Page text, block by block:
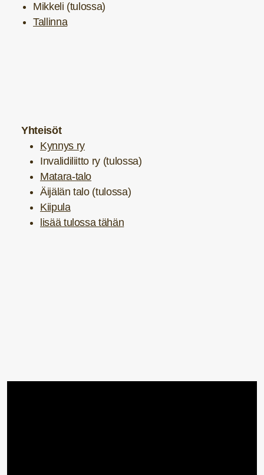
Mikkeli (tulossa)
Tallinna
Yhteisöt
Kynnys ry
Invalidiliitto ry (tulossa)
Matara-talo
Äijälän talo (tulossa)
Kiipula
lisää tulossa tähän